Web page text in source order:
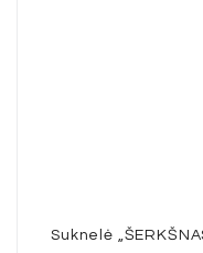
Suknelė